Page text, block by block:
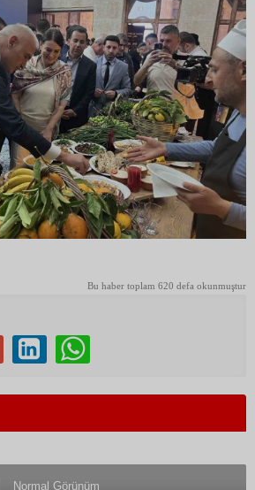
Bu haber toplam 620 defa okunmuştur
Normal Görünüm